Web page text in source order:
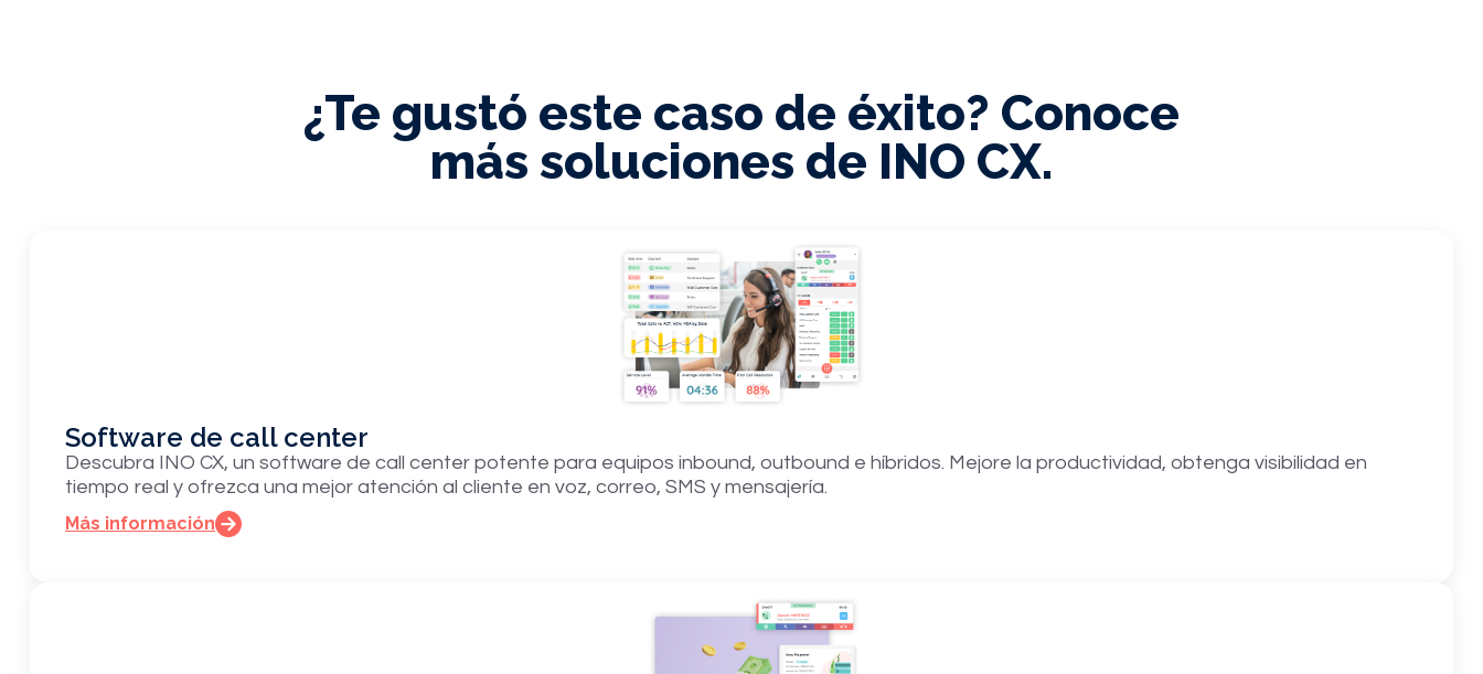
¿Te gustó este caso de éxito? Conoce
más soluciones de INO CX.
Software de call center
Descubra INO CX, un software de call center potente para equipos inbound, outbound e híbridos. Mejore la productividad, obtenga visibilidad en
tiempo real y ofrezca una mejor atención al cliente en voz, correo, SMS y mensajería.
Más información